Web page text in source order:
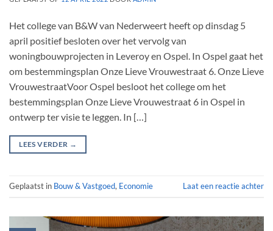
Het college van B&W van Nederweert heeft op dinsdag 5
april positief besloten over het vervolg van
woningbouwprojecten in Leveroy en Ospel. In Ospel gaat het
om bestemmingsplan Onze Lieve Vrouwestraat 6. Onze Lieve
VrouwestraatVoor Ospel besloot het college om het
bestemmingsplan Onze Lieve Vrouwestraat 6 in Ospel in
ontwerp ter visie te leggen. In […]
LEES VERDER →
Geplaatst in Bouw & Vastgoed, Economie Laat een reactie achter